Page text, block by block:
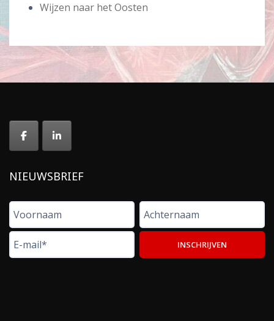
Wijzen naar het Oosten
NIEUWSBRIEF